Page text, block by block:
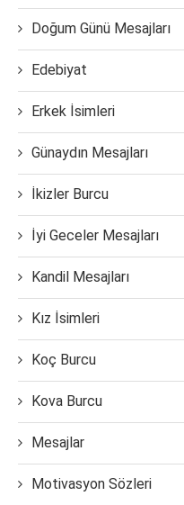
Doğum Günü Mesajları
Edebiyat
Erkek İsimleri
Günaydın Mesajları
İkizler Burcu
İyi Geceler Mesajları
Kandil Mesajları
Kız İsimleri
Koç Burcu
Kova Burcu
Mesajlar
Motivasyon Sözleri